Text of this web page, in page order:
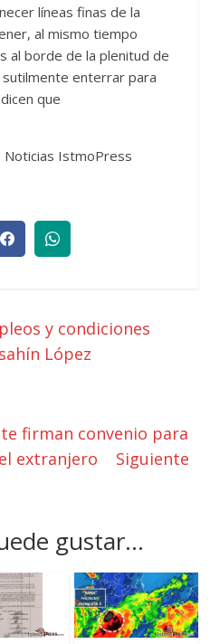
líneas finas de la
al mismo tiempo
al borde de la plenitud de
enterrar para
que
Noticias IstmoPress
y condiciones
López
firman convenio para
extranjero Siguiente
gustar...